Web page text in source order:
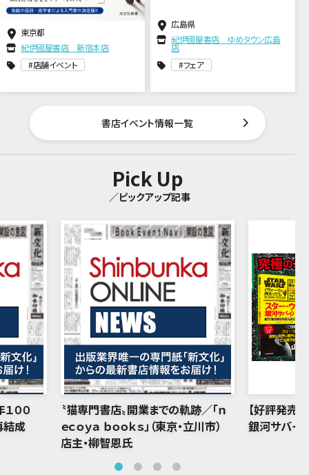
東京都
紀伊國屋書店 新宿本店
店舗イベント
広島県
紀伊國屋書店 ゆめタウン広島
店
フェア
書店イベント情報一覧
Pick Up
／ピックアップ記事
００
結成
〝猫専門書店〟開業までの軌跡／「ｎ
ｅｃｏｙａ ｂｏｏｋｓ」（東京・立川市）
店主・柳智恩氏
【好評発売中
銀河サバイ